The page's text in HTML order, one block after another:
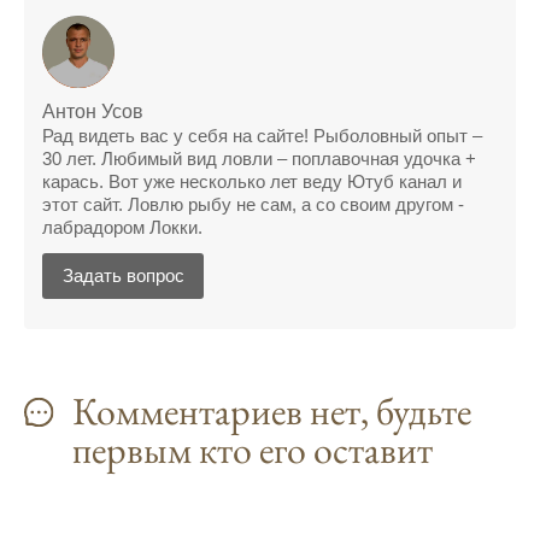
полной ерундой, ни одной рыбы не поймал
Поймал всего одну рыбу, несмотря на
"удачный" прогноз клева, разочарован
Сегодняшний прогноз клева позволил мне
успешно поймать крупную щуку.
Прогноз клева на рыбалку на следующую
неделю обещает хорошие результаты.
узнать точный прогноз клева на
ближайшие дни.
Антон Усов
Рад видеть вас у себя на сайте! Рыболовный опыт –
30 лет. Любимый вид ловли – поплавочная удочка +
карась. Вот уже несколько лет веду Ютуб канал и
этот сайт. Ловлю рыбу не сам, а со своим другом -
лабрадором Локки.
Задать вопрос
Комментариев нет, будьте
первым кто его оставит